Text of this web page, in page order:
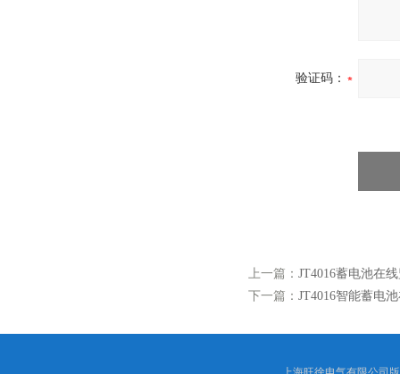
验证码：
上一篇： JT4016蓄电池在
下一篇： JT4016智能蓄电